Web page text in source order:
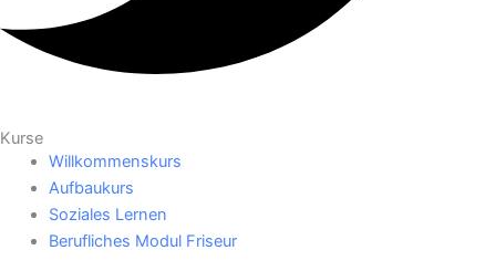
Kurse
Willkommenskurs
Aufbaukurs
Soziales Lernen
Berufliches Modul Friseur